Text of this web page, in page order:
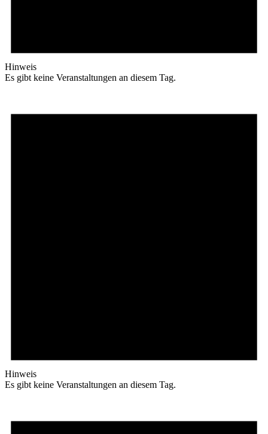
Hinweis
Es gibt keine Veranstaltungen an diesem Tag.
Hinweis
Es gibt keine Veranstaltungen an diesem Tag.